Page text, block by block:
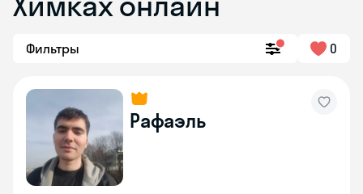
Фильтры 0
Рафаэль
Skyeng Chat